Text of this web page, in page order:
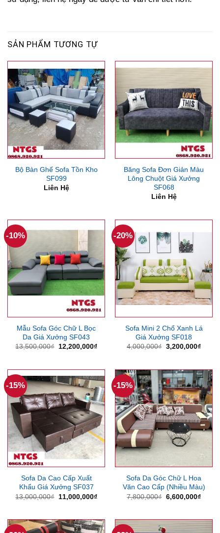
SẢN PHẨM TƯƠNG TỰ
Bộ Bàn Ghế Sofa Tồn Kho
SF099
Liên Hệ
Băng Sofa Đơn Giản Màu
Lông Chuột Giá Xưởng
SF068
Liên Hệ
-10%
Mẫu Sofa Góc Chữ L Bọc
Da Giá Xưởng SF043
13,500,000₫
Giá
12,200,000₫Giá
12,200,000₫.
-20%
Sofa Mini 2 Chổ Xanh Lá
Giá Xưởng SF018
4,000,000₫ Giá
3,200,000₫Giá
-15%
Sofa Da Cao Cấp Xuất
Khẩu Giá Xưởng SF037
13,000,000₫
Giá
11,000,000₫Giá
11,000,000₫.
-15%
Sofa Da Góc Chữ L Hoa
Văn Cao Cấp (Nhiều Màu)
7,800,000₫ Giá
6,600,000₫Giá